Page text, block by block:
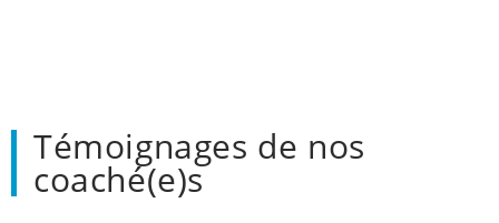
Témoignages de nos
coaché(e)s